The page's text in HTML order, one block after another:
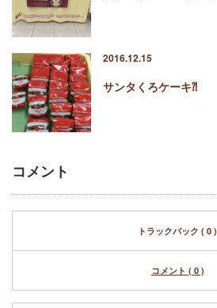
2016.12.15
サンタくろケーキ⁈
コメント
トラックバック ( 0 )
コメント ( 0 )